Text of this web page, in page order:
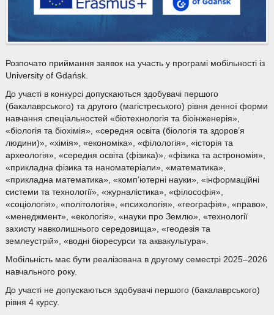
Розпочато приймання заявок на участь у програмі мобільності із
University of Gdańsk.
До участі в конкурсі допускаються здобувачі першого
(бакалаврського) та другого (магістреського) рівня денної форми
навчання спеціальностей «біотехнологія та біоінженерія»,
«біологія та біохімія», «середня освіта (біологія та здоров’я
людини)», «хімія», «економіка», «філологія», «історія та
археологія», «середня освіта (фізика)», «фізика та астрономія»,
«прикладна фізика та наноматеріали», «математика»,
«прикладна математика», «комп’ютерні науки», «інформаційні
системи та технології», «журналістика», «філософія»,
«соціологія», «політологія», «психологія», «географія», «право»,
«менеджмент», «екологія», «науки про Землю», «технології
захисту навколишнього середовища», «геодезія та
землеустрій», «водні біоресурси та аквакультура».
Мобільність має бути реалізована в другому семестрі 2025–2026
навчального року.
До участі не допускаються здобувачі першого (бакалаврського)
рівня 4 курсу.